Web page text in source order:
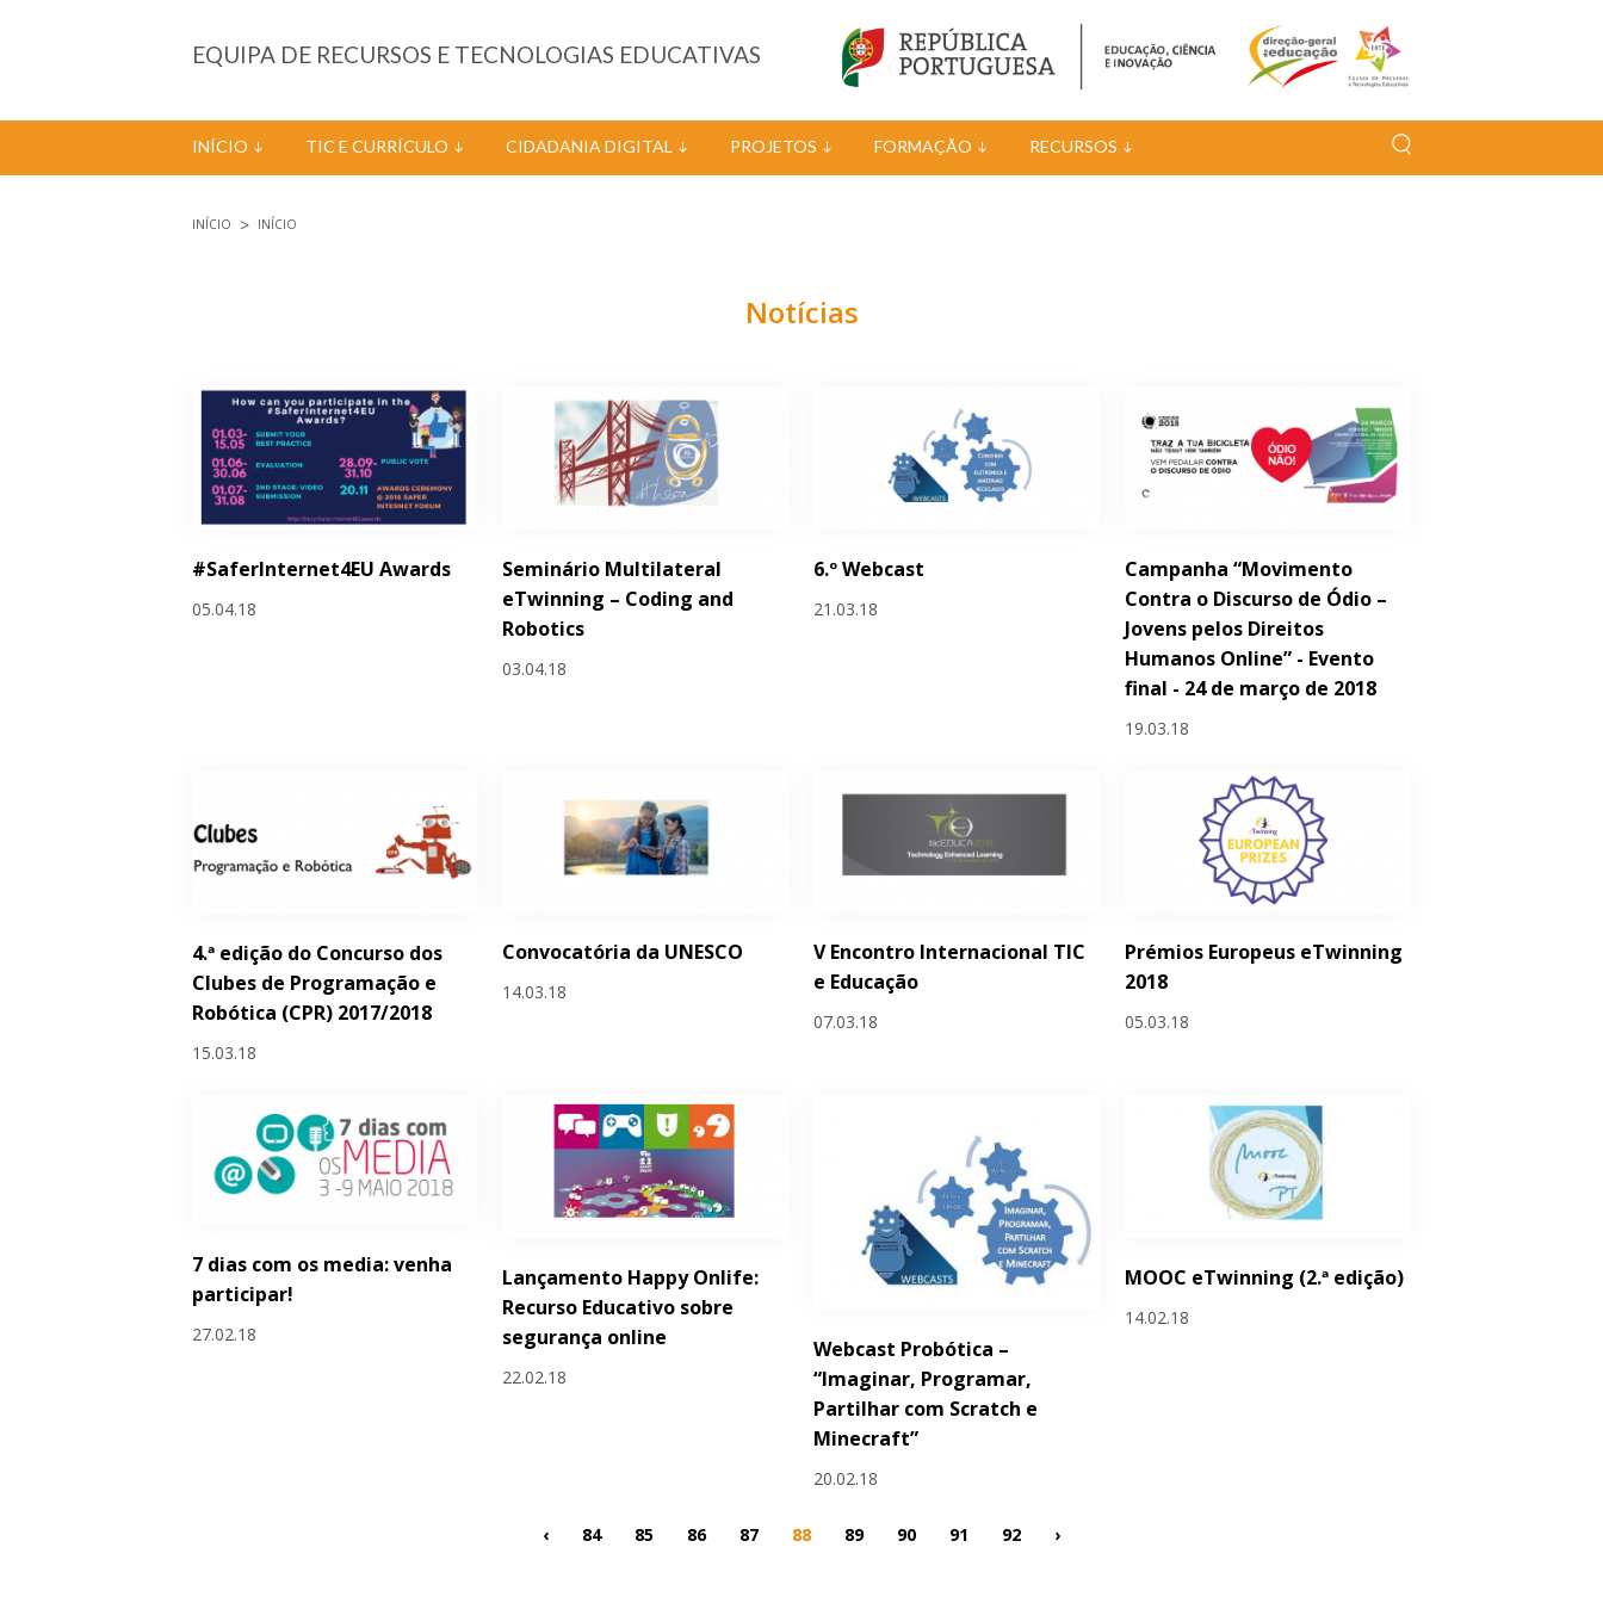
EQUIPA DE RECURSOS E TECNOLOGIAS EDUCATIVAS
INÍCIO TIC E CURRÍCULO CIDADANIA DIGITAL PROJETOS FORMAÇÃO RECURSOS
INÍCIO INÍCIO
Notícias
#SaferInternet4EU Awards
05.04.18
Seminário Multilateral
eTwinning – Coding and
Robotics
03.04.18
6.º Webcast
21.03.18
Campanha “Movimento
Contra o Discurso de Ódio –
Jovens pelos Direitos
Humanos Online” - Evento
final - 24 de março de 2018
19.03.18
4.ª edição do Concurso dos
Clubes de Programação e
Robótica (CPR) 2017/2018
15.03.18
Convocatória da UNESCO
14.03.18
V Encontro Internacional TIC
e Educação
07.03.18
Prémios Europeus eTwinning
2018
05.03.18
7 dias com os media: venha
participar!
27.02.18
Lançamento Happy Onlife:
Recurso Educativo sobre
segurança online
22.02.18
Webcast Probótica –
“Imaginar, Programar,
Partilhar com Scratch e
Minecraft”
20.02.18
MOOC eTwinning (2.ª edição)
14.02.18
Páginas
‹ 84 85 86 87 88 89 90 91 92 ›